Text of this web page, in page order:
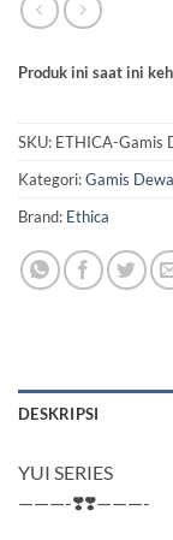
Produk ini saat ini
SKU: ETHICA-Gamis
Kategori:Gamis
Brand: Ethica
DESKRIPSI
YUI SERIES
———-❣️❣️———-